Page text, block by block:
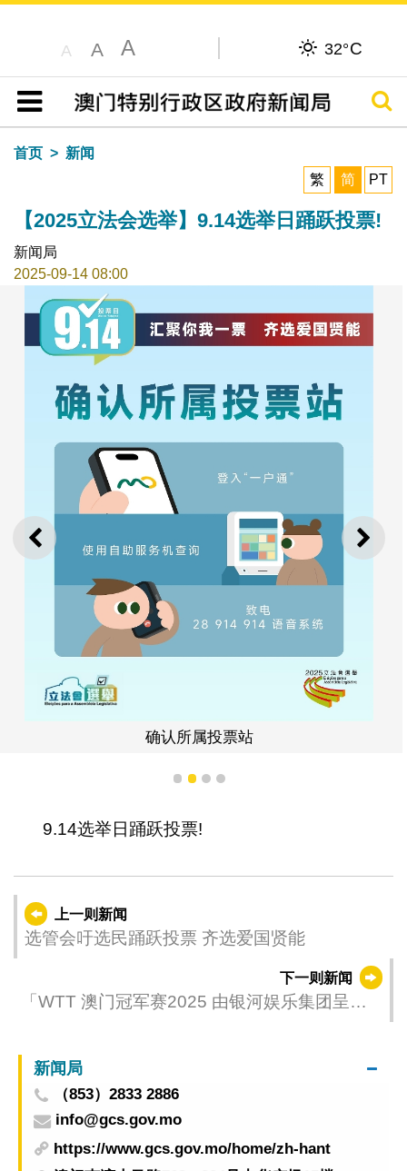
A A A 32°C
目录
搜寻
首页
新闻
繁
简 PT
【2025立法会选举】9.14选举日踊跃投票!
新闻局
2025-09-14 08:00
上一则 下一
确认所属投票站
1 2 3 4
9.14选举日踊跃投票!
上一则新闻
选管会吁选民踊跃投票 齐选爱国贤能
下一则新闻
「WTT 澳门冠军赛2025 由银河娱乐集团呈
新闻局
（853）2833 2886
info@gcs.gov.mo
https://www.gcs.gov.mo/home/zh-hant